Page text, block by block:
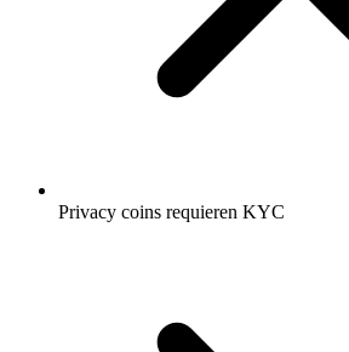
Privacy coins requieren KYC